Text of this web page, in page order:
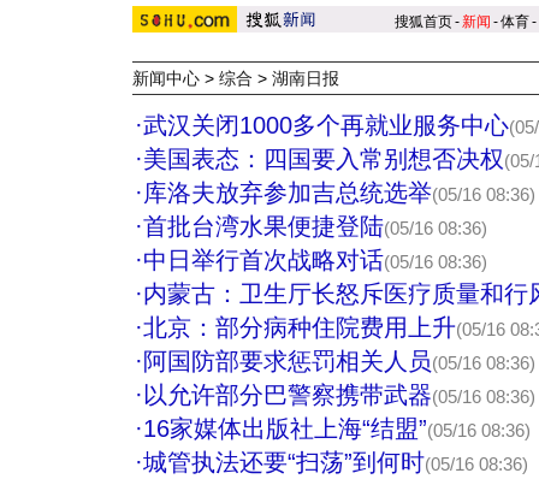
搜狐首页-新闻 -体育-
新闻中心 > 综合 > 湖南日报
·武汉关闭1000多个再就业服务中心
·美国表态：四国要入常别想否决权(05/
·库洛夫放弃参加吉总统选举(05/16 08:36)
·首批台湾水果便捷登陆(05/16 08:36)
·中日举行首次战略对话(05/16 08:36)
·内蒙古：卫生厅长怒斥医疗质量和行
·北京：部分病种住院费用上升(05/16
·阿国防部要求惩罚相关人员(05/16 08:36)
·以允许部分巴警察携带武器(05/16 08:36)
·16家媒体出版社上海“结盟”(05/16 08:36)
·城管执法还要“扫荡”到何时(05/16 08:36)